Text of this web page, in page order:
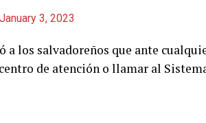
January 3, 2023
los salvadoreños que ante
de atención o llamar al